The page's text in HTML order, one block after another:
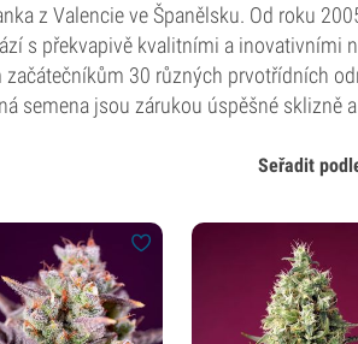
z Valencie ve Španělsku. Od roku
s překvapivě kvalitními a inovativními
30 různých prvotřídních
semena jsou zárukou úspěšné sklizně
Seřadit